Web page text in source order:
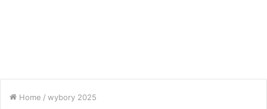
Home / wybory 2025